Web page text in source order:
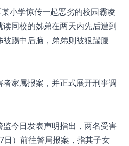
某小学惊传一起恶劣的校园霸凌
同校的姊弟在两天内先后遭到
踢中后脑，弟弟则被狠踹腹
家属报案，并正式展开刑事调
今日发表声明指出，两名受害
日）前往警局报案，指其子女